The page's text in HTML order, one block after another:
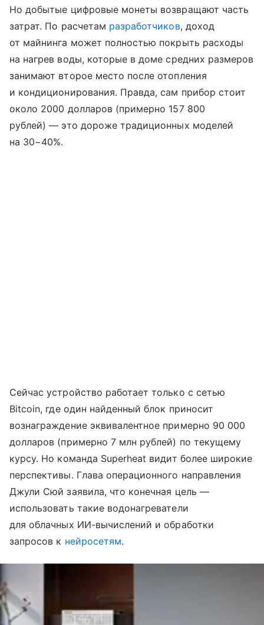
Но добытые цифровые монеты возвращают часть
затрат. По расчетам разработчиков, доход
от майнинга может полностью покрыть расходы
на нагрев воды, которые в доме средних размеров
занимают второе место после отопления
и кондиционирования. Правда, сам прибор стоит
около 2000 долларов (примерно 157 800
рублей) — это дороже традиционных моделей
на 30−40%.
Сейчас устройство работает только с сетью
Bitcoin, где один найденный блок приносит
вознаграждение эквивалентное примерно 90 000
долларов (примерно 7 млн рублей) по текущему
курсу. Но команда Superheat видит более широкие
перспективы. Глава операционного направления
Джули Сюй заявила, что конечная цель —
использовать такие водонагреватели
для облачных ИИ-вычислений и обработки
запросов к нейросетям.